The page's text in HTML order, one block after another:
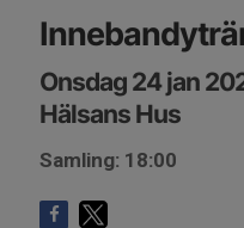
Onsdag 24 jan
Hälsans Hus
Samling: 18:00